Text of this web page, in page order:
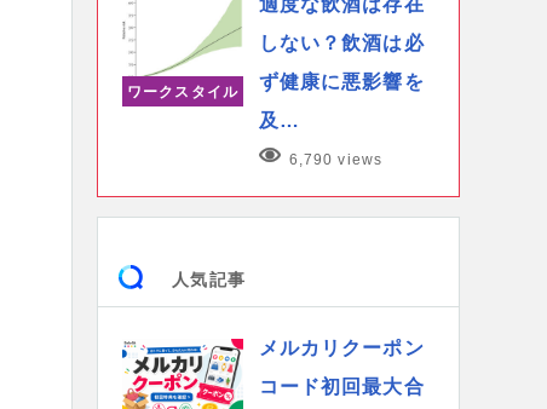
ワークスタイル
しない？飲酒は必
ず健康に悪影響を
及…
6,790 views
人気記事
メルカリクーポン
コード初回最大合